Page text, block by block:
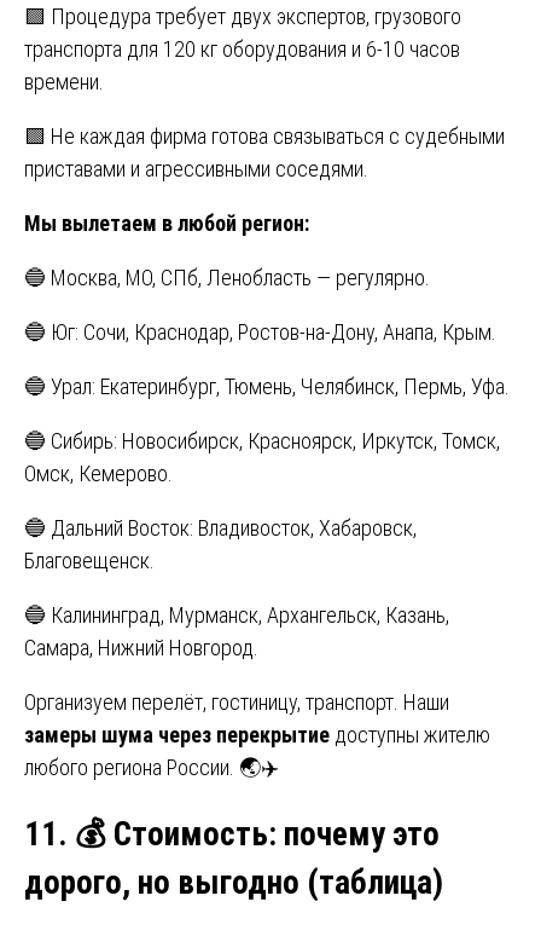
🟩 Процедура требует двух экспертов, грузового
транспорта для 120 кг оборудования и 6-10 часов
времени.
🟩 Не каждая фирма готова связываться с судебными
приставами и агрессивными соседями.
Мы вылетаем в любой регион:
🔵 Москва, МО, СПб, Ленобласть — регулярно.
🔵 Юг: Сочи, Краснодар, Ростов-на-Дону, Анапа, Крым.
🔵 Урал: Екатеринбург, Тюмень, Челябинск, Пермь, Уфа.
🔵 Сибирь: Новосибирск, Красноярск, Иркутск, Томск,
Омск, Кемерово.
🔵 Дальний Восток: Владивосток, Хабаровск,
Благовещенск.
🔵 Калининград, Мурманск, Архангельск, Казань,
Самара, Нижний Новгород.
Организуем перелёт, гостиницу, транспорт. Наши
замеры шума через перекрытие доступны жителю
любого региона России. 🌏✈️
11. 💰 Стоимость: почему это
дорого, но выгодно (таблица)